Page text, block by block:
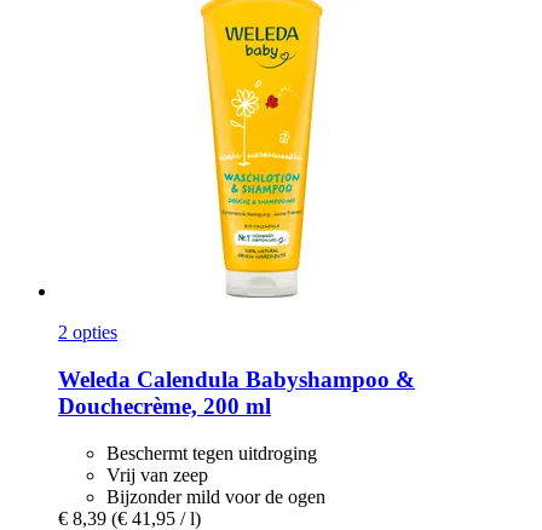
2 opties
Weleda Calendula Babyshampoo &
Douchecrème, 200 ml
Beschermt tegen uitdroging
Vrij van zeep
Bijzonder mild voor de ogen
€ 8,39 (€ 41,95 / l)